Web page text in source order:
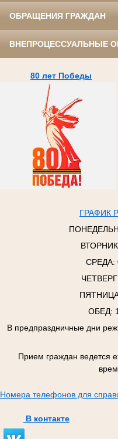
ОБРАЩЕНИЯ ГРАЖДАН
ВНЕПРОЦЕССУАЛЬНЫЕ
80 лет Победы
ГРАФИК
СРЕДА:
ОБЕД:
В предпраздничные дни
Прием граждан ведется
Номера телефонов для
В контакте